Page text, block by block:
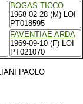
BOGAS TICCO
1968-02-28 (M) LOI
PT018595
FAVENTIAE ARDA
1969-09-10 (F) LOI
PT021070
PAOLO